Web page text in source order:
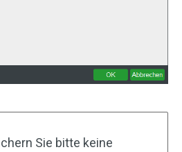
Sie bitte keine